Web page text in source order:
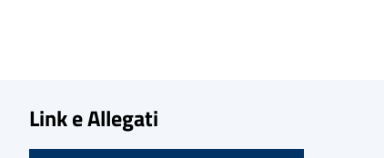
Link e Allegati